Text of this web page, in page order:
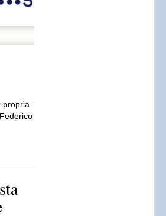
propria